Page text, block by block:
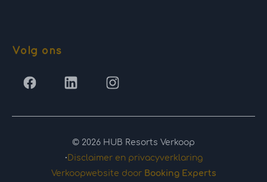
Volg ons
© 2026 HUB Resorts Verkoop
· Disclaimer en privacyverklaring
Verkoopwebsite door Booking Experts